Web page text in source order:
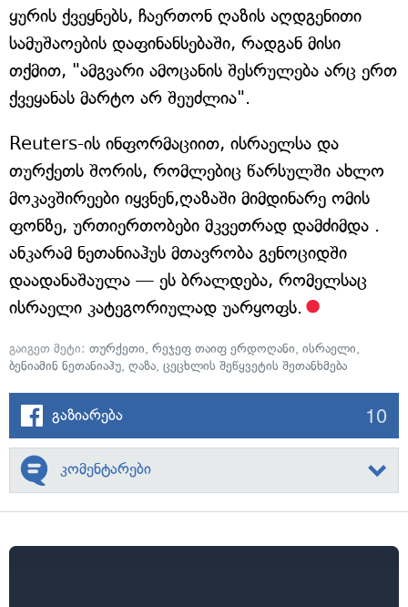
ყურის ქვეყნებს, ჩაერთონ ღაზის აღდგენითი
სამუშაოების დაფინანსებაში, რადგან მისი
თქმით, "ამგვარი ამოცანის შესრულება არც ერთ
ქვეყანას მარტო არ შეუძლია".
Reuters-ის ინფორმაციით, ისრაელსა და
თურქეთს შორის, რომლებიც წარსულში ახლო
მოკავშირეები იყვნენ,ღაზაში მიმდინარე ომის
ფონზე, ურთიერთობები მკვეთრად დამძიმდა .
ანკარამ ნეთანიაჰუს მთავრობა გენოციდში
დაადანაშაულა — ეს ბრალდება, რომელსაც
ისრაელი კატეგორიულად უარყოფს.
გაიგეთ მეტი: თურქეთი, რეჯეფ თაიფ ერდოღანი, ისრაელი,
ბენიამინ ნეთანიაჰუ, ღაზა, ცეცხლის შეწყვეტის შეთანხმება
გაზიარება 10
კომენტარები